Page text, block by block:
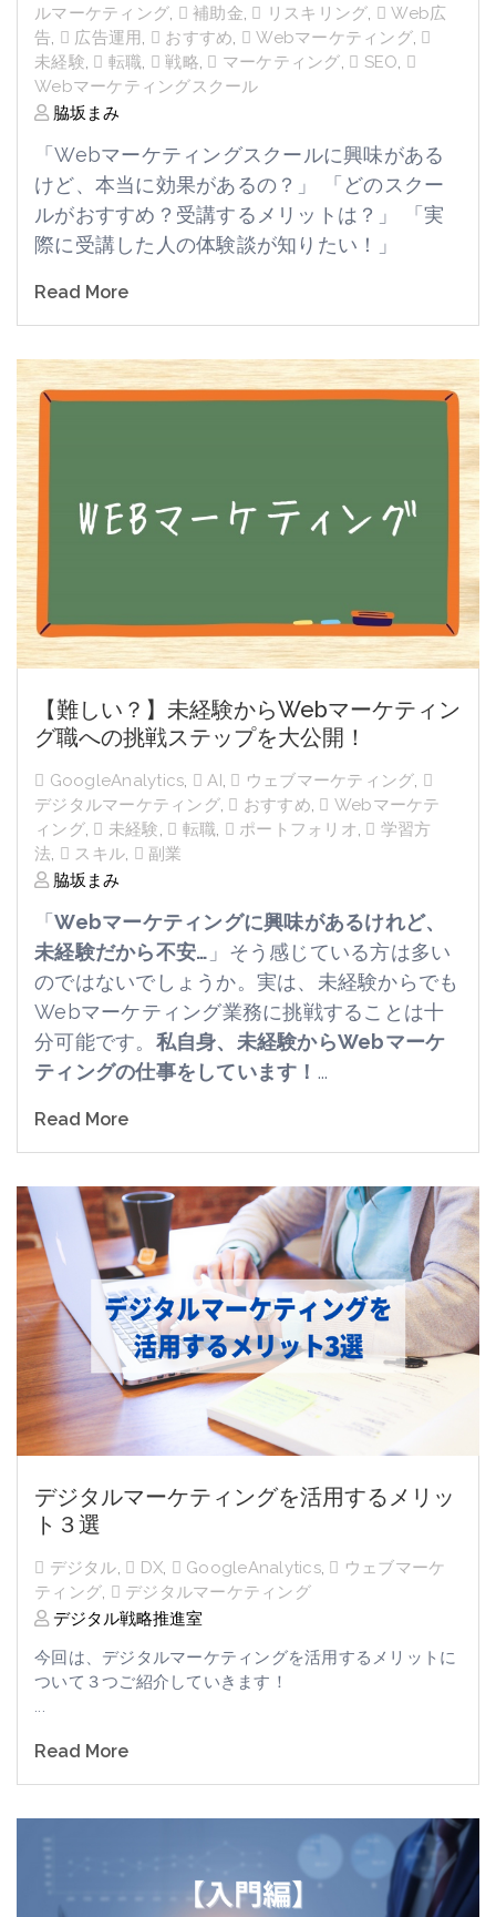
ルマーケティング, 補助金, リスキリング,
Web広
告, 広告運用, おすすめ, Webマーケティング,
未経験, 転職, 戦略, マーケティング, SEO,
Webマーケティングスクール
脇坂まみ
「Webマーケティングスクールに興味がある
けど、本当に効果があるの？」 「どのスクー
ルがおすすめ？受講するメリットは？」 「実
際に受講した人の体験談が知りたい！」
Read More
【難しい？】未経験からWebマーケティン
グ職への挑戦ステップを大公開！
GoogleAnalytics AI ウェブマーケティング
デジタルマーケティング, おすすめ
Webマーケテ
ィング, 未経験 転職 ポートフォリオ
学習方
法
スキル
副業
脇坂まみ
「Webマーケティングに興味があるけれど、
未経験だから不安… 」そう感じている方は多い
のではないでしょうか。実は、未経験からでも
Webマーケティング業務に挑戦することは十
分可能です。 私自身、未経験からWebマーケ
ティングの仕事をしています！ ...
Read More
デジタルマーケティングを活用するメリッ
ト３選
デジタル, DX, GoogleAnalytics,
ウェブマーケ
ティング,
デジタルマーケティング
デジタル戦略推進室
今回は、デジタルマーケティングを活用するメリットに
ついて３つご紹介していきます！
...
Read More